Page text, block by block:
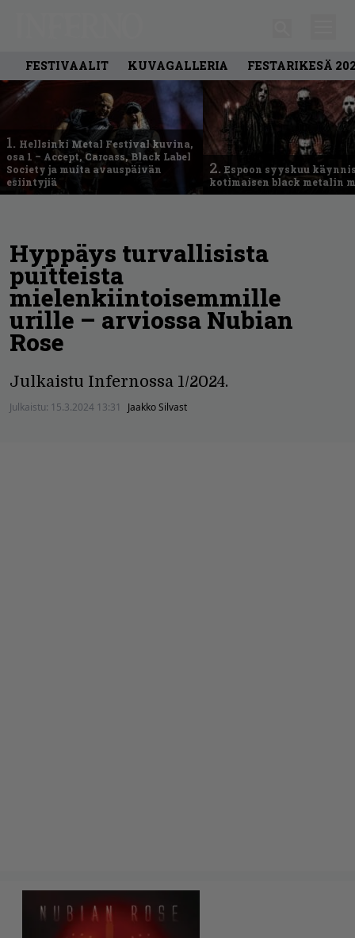
FESTIVAALIT KUVAGALLERIA FESTARIKESÄ
1. Hellsinki Metal Festival kuvina,
osa 1 – Accept, Carcass, Black Label
Society ja muita avauspäivän
esiintyjiä
2. Espoon syyskuu
kotimaisen black metalin
Hyppäys turvallisista
puitteista
mielenkiintoisemmille
urille – arviossa Nubian
Rose
Julkaistu Infernossa 1/2024.
Julkaistu: 15.3.2024 13:31 Jaakko Silvast